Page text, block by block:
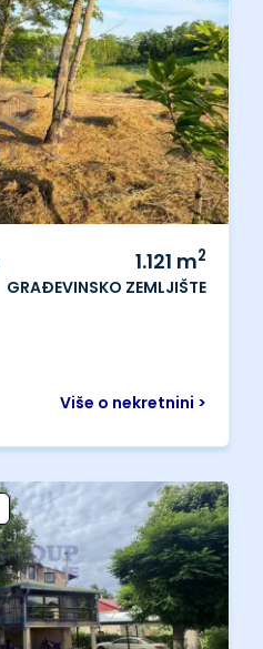
1.121 m2
GRAĐEVINSKO ZEMLJIŠTE
Više o nekretnini >